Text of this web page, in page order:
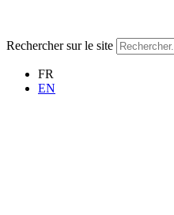
Rechercher sur le site
FR
EN